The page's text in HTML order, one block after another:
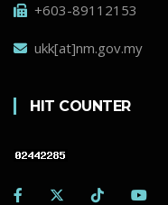
+603-89112153
ukk[at]nm.gov.my
HIT COUNTER